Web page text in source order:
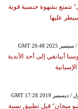
تتمتع بشهوة جنسية قوية
عليها
أبيانفي إلى أحد الأندية
الإسبانية
ميجان" قبل تطبيق نسبة